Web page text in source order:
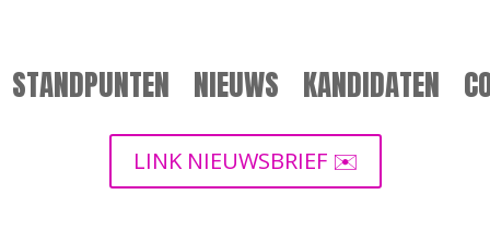
STANDPUNTEN NIEUWS KANDIDATEN
LINK NIEUWSBRIEF ✉️